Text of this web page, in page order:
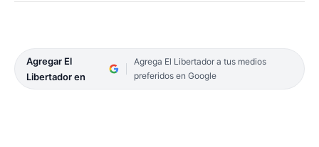
Agregar El
Libertador en
Agrega El Libertador a tus medios
preferidos en Google